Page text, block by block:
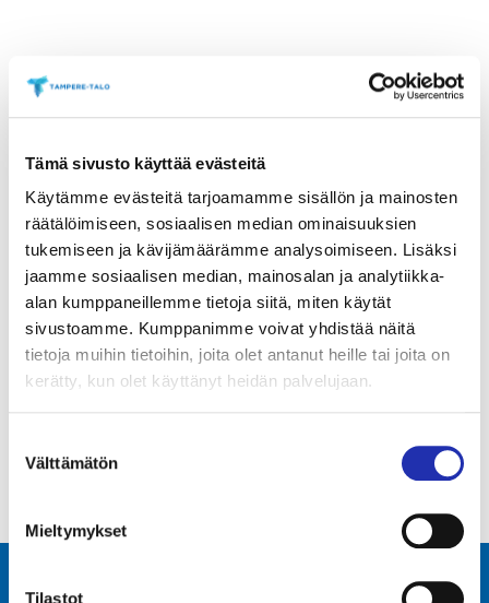
Tämä sivusto käyttää evästeitä
Käytämme evästeitä tarjoamamme sisällön ja mainosten
räätälöimiseen, sosiaalisen median ominaisuuksien
tukemiseen ja kävijämäärämme analysoimiseen. Lisäksi
jaamme sosiaalisen median, mainosalan ja analytiikka-
alan kumppaneillemme tietoja siitä, miten käytät
sivustoamme. Kumppanimme voivat yhdistää näitä
tietoja muihin tietoihin, joita olet antanut heille tai joita on
kerätty, kun olet käyttänyt heidän palvelujaan.
valinta
Välttämätön
Mieltymykset
Tilastot
Tampere-talo vuokraa valtiolippuja sekä EU-lippuja
kilpailuihin, kokouksiin ja näyttelyihin sekä
ulkomaisten vieraiden tapaamisiin.
Varastossamme on lippuja sekä ulkoliputukseen
(koko 12 m) että sisäliputukseen (koko 8 m).
Tiedustelut ja varaukset:
Puhelimitse: +358 3 243 4111